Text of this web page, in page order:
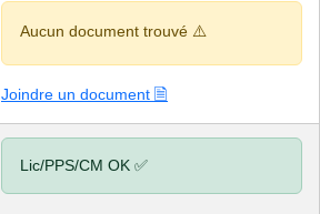
Aucun document trouvé ⚠️
Joindre un document 🗎
Lic/PPS/CM OK ✅